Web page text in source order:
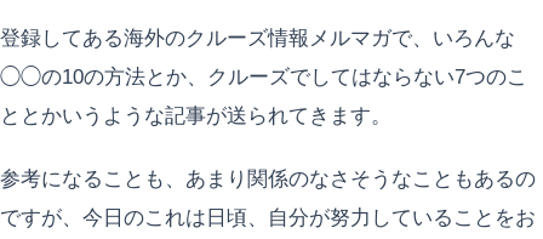
登録してある海外のクルーズ情報メルマガで、いろんな
◯◯の10の方法とか、クルーズでしてはならない7つのこ
ととかいうような記事が送られてきます。
参考になることも、あまり関係のなさそうなこともあるの
ですが、今日のこれは日頃、自分が努力していることをお